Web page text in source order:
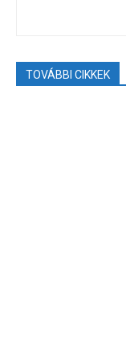
TOVÁBBI CIKKEK